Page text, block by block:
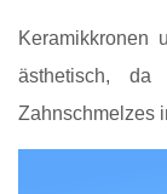
Keramikkronen
ästhetisch,
Zahnschmelzes